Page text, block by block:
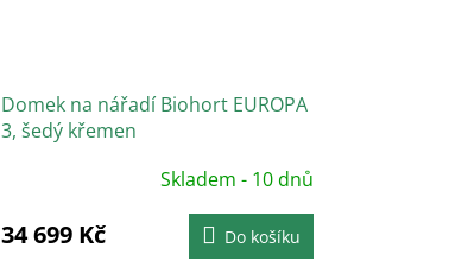
Domek na nářadí Biohort EUROPA
3, šedý křemen
Skladem - 10 dnů
34 699 Kč Do košíku